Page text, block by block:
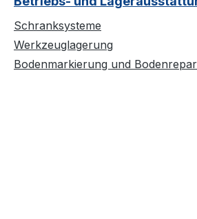
Schranksysteme
Werkzeuglagerung
Bodenmarkierung und